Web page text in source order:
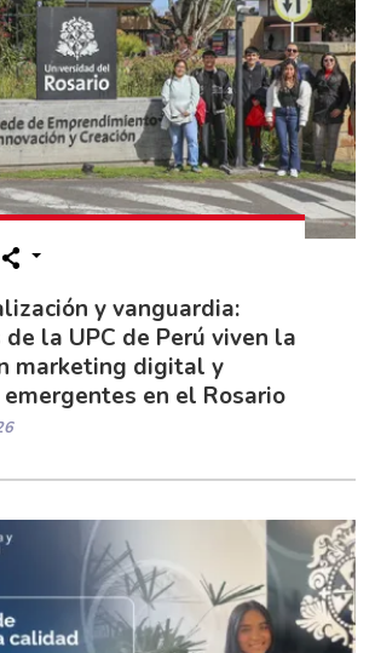
y vanguardia:
la UPC de Perú viven la
marketing digital y
en el Rosario